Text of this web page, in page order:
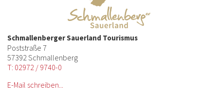
Schmallenberger Sauerland Tourismus
Poststraße 7
57392 Schmallenberg
T: 02972 / 9740-0
E-Mail schreiben...